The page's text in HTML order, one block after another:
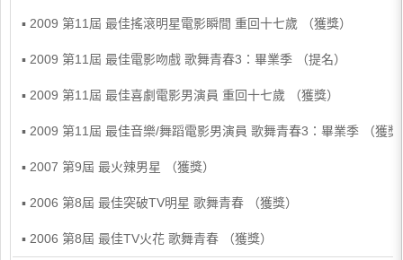
▪ 2009 第11屆 最佳搖滾明星電影瞬間 重回十七歲 （獲獎）
▪ 2009 第11屆 最佳電影吻戲 歌舞青春3：畢業季 （提名）
▪ 2009 第11屆 最佳喜劇電影男演員 重回十七歲 （獲獎）
▪ 2009 第11屆 最佳音樂/舞蹈電影男演員 歌舞青春3：畢業季 （獲獎
▪ 2007 第9屆 最火辣男星 （獲獎）
▪ 2006 第8屆 最佳突破TV明星 歌舞青春 （獲獎）
▪ 2006 第8屆 最佳TV火花 歌舞青春 （獲獎）